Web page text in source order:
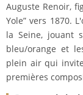
Auguste Renoir,
Yole” vers 1870.
la Seine, jouant
bleu/orange et
plein air qui
premières